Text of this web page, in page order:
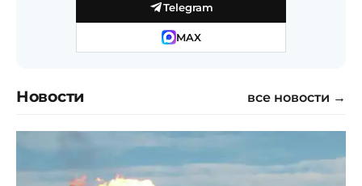
Telegram
MAX
Новости все новости →